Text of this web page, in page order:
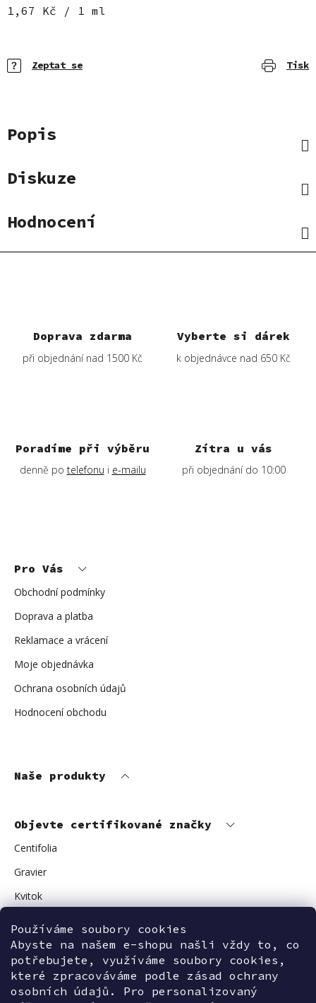
Používáme soubory cookies
Abyste na našem e-shopu našli vždy to, co
potřebujete, využíváme soubory cookies,
které zpracováváme podle zásad ochrany
osobních údajů. Pro personalizovaný
Měrná cena:
1,67 Kč / 1 ml
Tisk
Zeptat se
Doprava zdarma
při objednání nad 1500 Kč
Vyberte si dárek
k objednávce nad 650 Kč
Poradíme při výběru
denně po telefonu i e-mailu
Zítra u vás
při objednání do 10:00
Popis
Diskuze
Hodnocení
Pro Vás
Obchodní podmínky
Doprava a platba
Reklamace a vrácení
Moje objednávka
Ochrana osobních údajů
Hodnocení obchodu
Naše produkty
Objevte certifikované značky
Centifolia
Gravier
Kvitok
Avant Skincare
Sonnentor